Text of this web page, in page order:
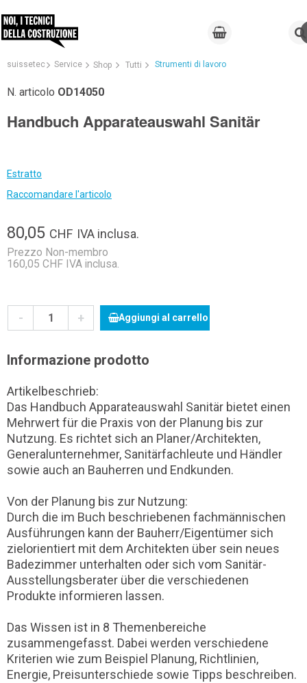
suissetec Service Shop Tutti Strumenti di lavoro
N. articolo OD14050
Handbuch Apparateauswahl Sanitär
Estratto
Raccomandare l'articolo
80,05 CHF IVA inclusa.
Prezzo Non-membro
160,05 CHF IVA inclusa.
- + Aggiungi al carrello
Informazione prodotto
Artikelbeschrieb:
Das Handbuch Apparateauswahl Sanitär bietet einen
Mehrwert für die Praxis von der Planung bis zur
Nutzung. Es richtet sich an Planer/Architekten,
Generalunternehmer, Sanitärfachleute und Händler
sowie auch an Bauherren und Endkunden.
Von der Planung bis zur Nutzung:
Durch die im Buch beschriebenen fachmännischen
Ausführungen kann der Bauherr/Eigentümer sich
zielorientiert mit dem Architekten über sein neues
Badezimmer unterhalten oder sich vom Sanitär-
Ausstellungsberater über die verschiedenen
Produkte informieren lassen.
Das Wissen ist in 8 Themenbereiche
zusammengefasst. Dabei werden verschiedene
Kriterien wie zum Beispiel Planung, Richtlinien,
Energie, Preisunterschiede sowie Tipps beschreiben.